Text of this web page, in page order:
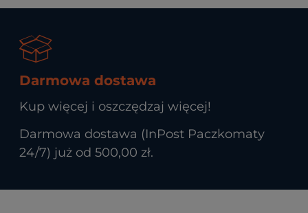
Darmowa dostawa
Kup więcej i oszczędzaj więcej!
Darmowa dostawa (InPost Paczkomaty
24/7) już od 500,00 zł.